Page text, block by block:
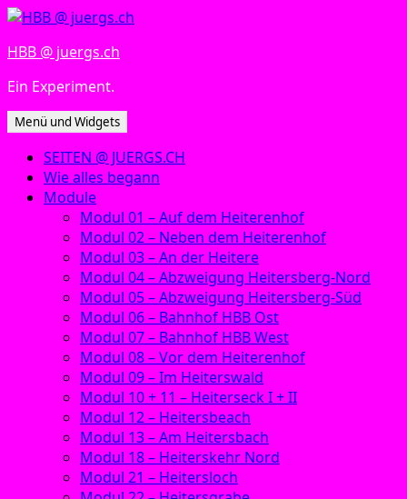
Zum
springen
HBB @ juergs.ch
Ein Experiment.
Menü und Widgets
SEITEN @ JUERGS.CH
Wie alles begann
Module
Modul 01 – Auf dem Heiterenhof
Modul 02 – Neben dem Heiterenhof
Modul 03 – An der Heitere
Modul 04 – Abzweigung Heitersberg-Nord
Modul 05 – Abzweigung Heitersberg-Süd
Modul 06 – Bahnhof HBB Ost
Modul 07 – Bahnhof HBB West
Modul 08 – Vor dem Heiterenhof
Modul 09 – Im Heiterswald
Modul 10 + 11 – Heiterseck I + II
Modul 12 – Heitersbeach
Modul 13 – Am Heitersbach
Modul 18 – Heiterskehr Nord
Modul 21 – Heitersloch